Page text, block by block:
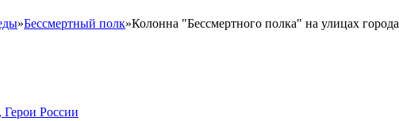
»Бессмертный полк»Колонна "Бессмертного полка" на улицах города
России